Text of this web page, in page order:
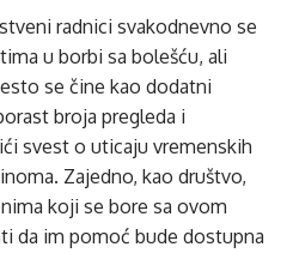
radnici svakodnevno se
u borbi sa bolešću, ali
se čine kao dodatni
broja pregleda i
svest o uticaju vremenskih
Zajedno, kao društvo,
koji se bore sa ovom
da im pomoć bude dostupna